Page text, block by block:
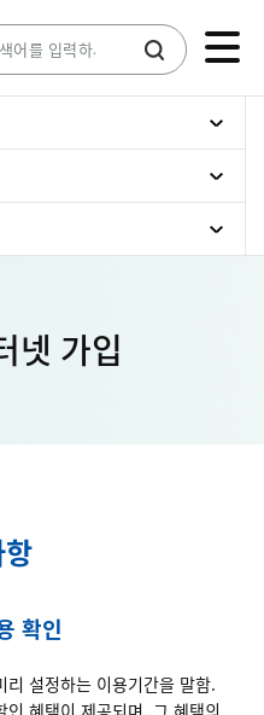
넷 가입
확인
설정하는 이용기간을 말함.
혜택이 제공되며, 그 혜택의